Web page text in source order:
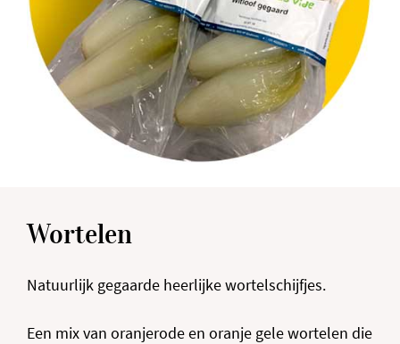
Wortelen
Natuurlijk gegaarde heerlijke wortelschijfjes.
Een mix van oranjerode en oranje gele wortelen die